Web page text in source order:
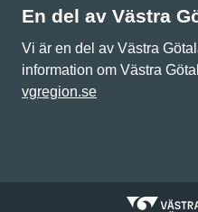
En del av Västra
Vi är en del av Västra
information om Västra
vgregion.se